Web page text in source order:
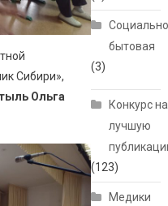
Сибири»,
Ольга
бытовая
(3)
Конкурс на
лучшую
(123)
Медики